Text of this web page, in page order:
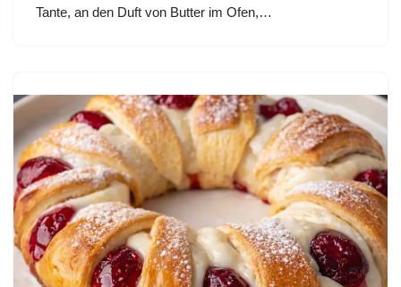
Tante, an den Duft von Butter im Ofen,…